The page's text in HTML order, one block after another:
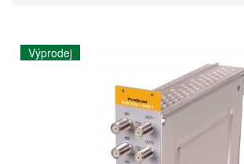
Výprodej